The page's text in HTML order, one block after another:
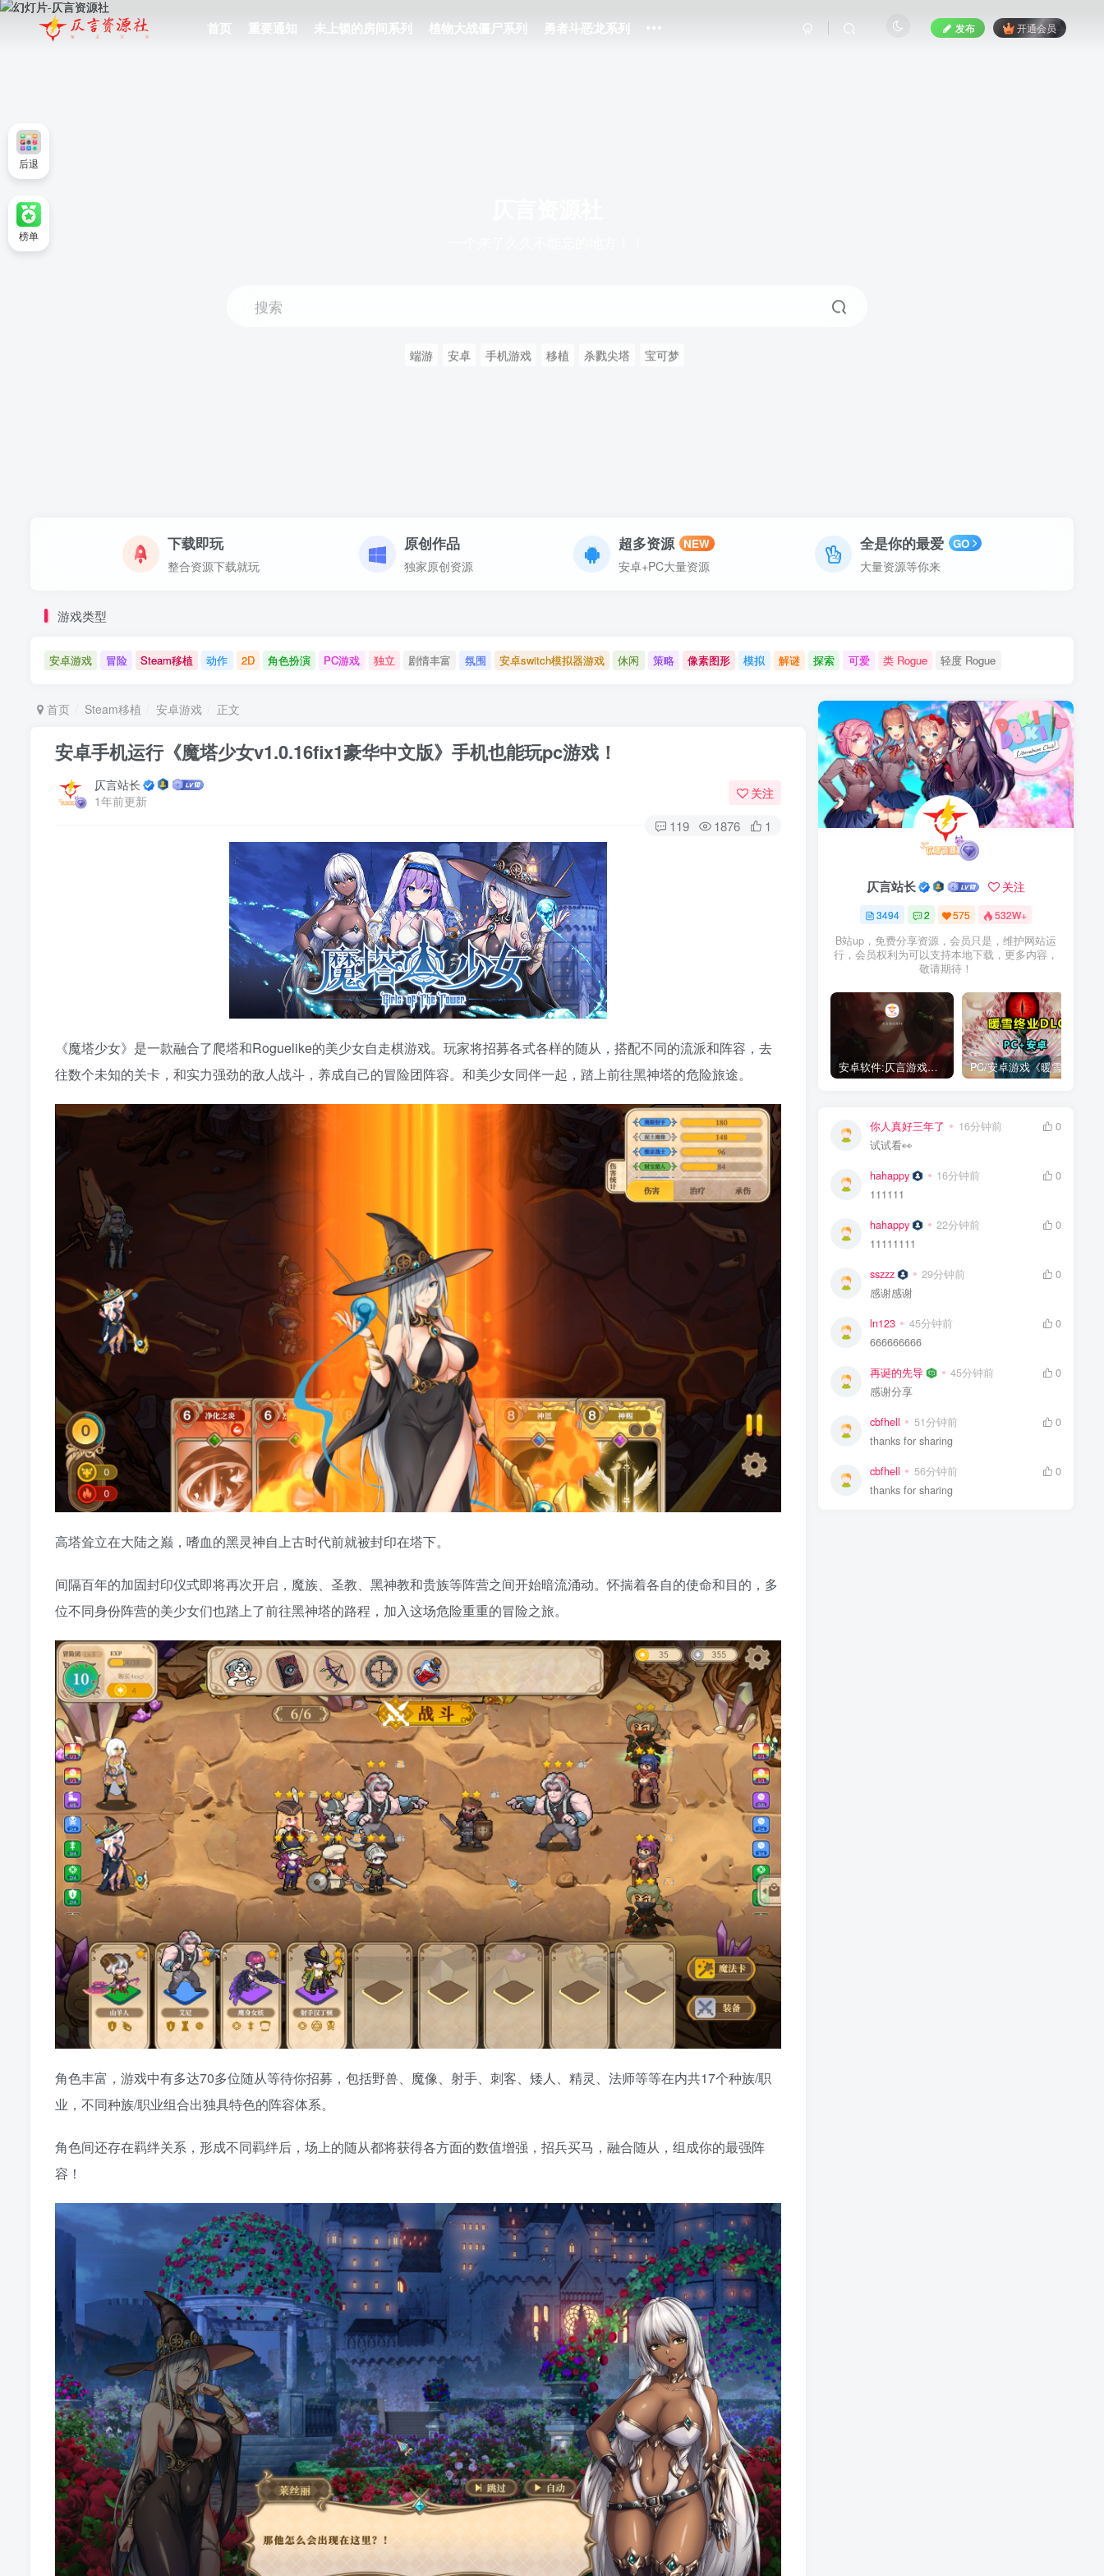
首页 重要通知 未上锁的房间系列 植物大战僵尸系列 勇者斗恶龙系列 发布 开通会员
搜索
端游 安卓 手机游戏 移植 杀戮尖塔 宝可梦
下载即玩
整合资源下载就玩
原创作品
独家原创资源
超多资源 NEW
安卓+PC大量资源
全是你的最爱 GO
大量资源等你来
游戏类型
安卓游戏 冒险 Steam移植 动作 2D 角色扮演 PC游戏 独立 剧情丰富 氛围 安卓switch模拟器游戏 休闲 策略 像素图形 模拟 解谜 探索 可爱 类 Rogue 轻度 Rogue
首页 Steam移植 安卓游戏 正文
安卓手机运行《魔塔少女v1.0.16fix1豪华中文版》手机也能玩pc游戏！
仄言站长
1年前更新
关注
119 1876 1
《魔塔少女》是一款融合了爬塔和Roguelike的美少女自走棋游戏。玩家将招募各式各样的随从，搭配不同的流派和阵容，去
往数个未知的关卡，和实力强劲的敌人战斗，养成自己的冒险团阵容。和美少女同伴一起，踏上前往黑神塔的危险旅途。
高塔耸立在大陆之巅，嗜血的黑灵神自上古时代前就被封印在塔下。
间隔百年的加固封印仪式即将再次开启，魔族、圣教、黑神教和贵族等阵营之间开始暗流涌动。怀揣着各自的使命和目的，多
位不同身份阵营的美少女们也踏上了前往黑神塔的路程，加入这场危险重重的冒险之旅。
角色丰富，游戏中有多达70多位随从等待你招募，包括野兽、魔像、射手、刺客、矮人、精灵、法师等等在内共17个种族/职
业，不同种族/职业组合出独具特色的阵容体系。
角色间还存在羁绊关系，形成不同羁绊后，场上的随从都将获得各方面的数值增强，招兵买马，融合随从，组成你的最强阵
容！
仄言站长 关注
3494 2 575 532W+
B站up，免费分享资源，会员只是，维护网站运
行，会员权利为可以支持本地下载，更多内容，
敬请期待！
安卓软件:仄言游戏库4.0APP全新上架了！没有下的赶紧下载呀！
你人真好三年了 16分钟前
0
试试看👀
hahappy 16分钟前
0
111111
hahappy 22分钟前
0
11111111
sszzz 29分钟前
0
感谢感谢
ln123 45分钟前
0
666666666
再诞的先导 45分钟前
0
感谢分享
cbfhell 51分钟前
0
thanks for sharing
cbfhell 56分钟前
0
thanks for sharing
后退
榜单